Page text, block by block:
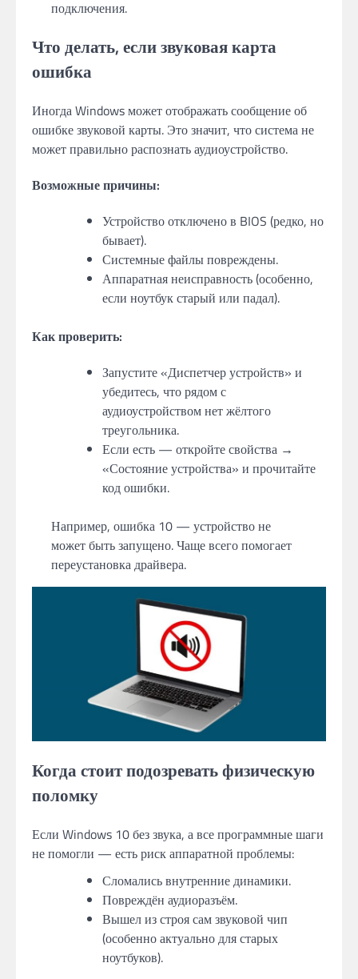
подключения.
Что делать, еслизвуковая карта
ошибка
Иногда Windows может отображать сообщение об
ошибке звуковой карты. Это значит, что система не
может правильно распознать аудиоустройство.
Возможные причины:
Устройство отключено в BIOS (редко, но
бывает).
Системные файлы повреждены.
Аппаратная неисправность (особенно,
если ноутбук старый или падал).
Как проверить:
Запустите «Диспетчер устройств» и
убедитесь, что рядом с
аудиоустройством нет жёлтого
треугольника.
Если есть — откройте свойства →
«Состояние устройства» и прочитайте
код ошибки.
Например, ошибка 10 — устройство не
может быть запущено. Чаще всего помогает
переустановка драйвера.
Когда стоит подозревать физическую
поломку
Если Windows 10 без звука, а все программные шаги
не помогли — есть риск аппаратной проблемы:
Сломались внутренние динамики.
Повреждён аудиоразъём.
Вышел из строя сам звуковой чип
(особенно актуально для старых
ноутбуков).